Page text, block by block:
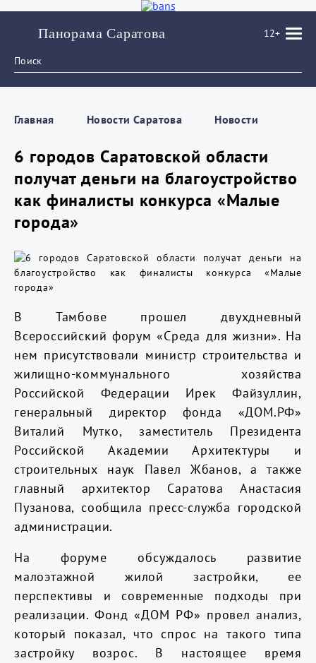
Панорама Саратова 12+
Главная Новости Саратова Новости
6 городов Саратовской области
получат деньги на благоустройство
как финалисты конкурса «Малые
города»
В Тамбове прошел двухдневный
Всероссийский форум «Среда для жизни». На
нем присутствовали министр строительства и
жилищно-коммунального хозяйства
Российской Федерации Ирек Файзуллин,
генеральный директор фонда «ДОМ.РФ»
Виталий Мутко, заместитель Президента
Российской Академии Архитектуры и
строительных наук Павел Жбанов, а также
главный архитектор Саратова Анастасия
Пузанова, сообщила пресс-служба городской
администрации.
На форуме обсуждалось развитие
малоэтажной жилой застройки, ее
перспективы и современные подходы при
реализации. Фонд «ДОМ РФ» провел анализ,
который показал, что спрос на такого типа
застройку возрос. В настоящее время